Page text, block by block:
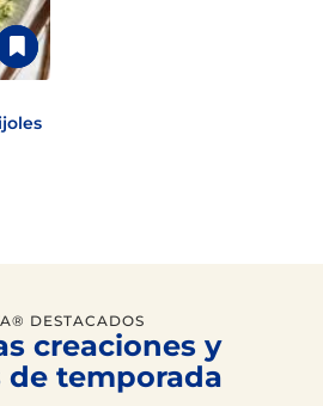
DESTACADOS
creaciones y
de temporada